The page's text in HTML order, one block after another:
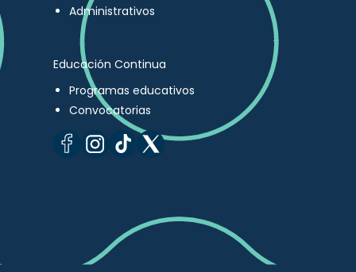
Administrativos
Educación Continua
Programas educativos
Convocatorias